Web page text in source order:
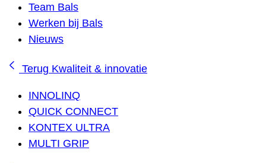
Team Bals
Werken bij Bals
Nieuws
Terug Kwaliteit & innovatie
INNOLINQ
QUICK CONNECT
KONTEX ULTRA
MULTI GRIP